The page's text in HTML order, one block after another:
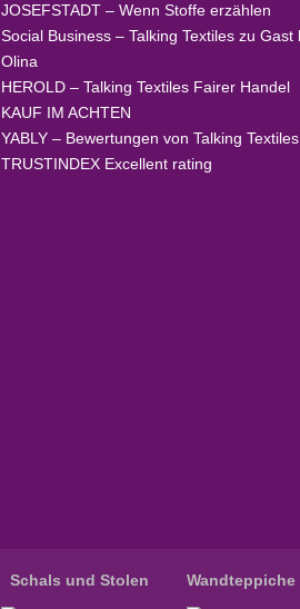
JOSEFSTADT – Wenn Stoffe erzählen
Social Business – Talking Textiles zu Gast
Olina
HEROLD – Talking Textiles Fairer Handel
KAUF IM ACHTEN
YABLY – Bewertungen von Talking Textiles
TRUSTINDEX Excellent rating
Schals und Stolen Wandteppiche